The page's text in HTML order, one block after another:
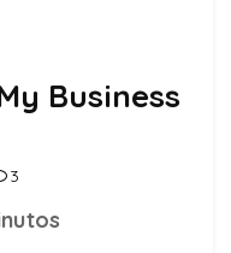
Business
3